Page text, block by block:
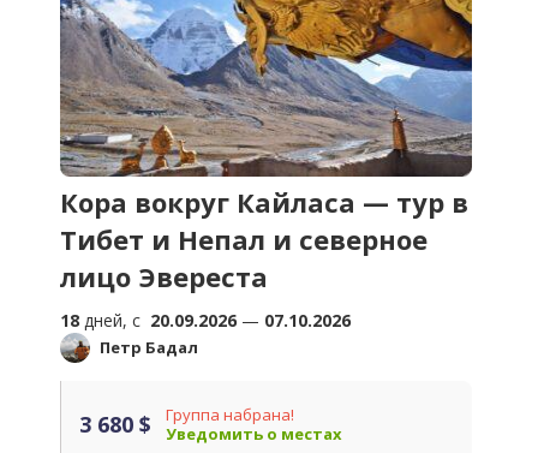
Кора вокруг Кайласа — тур в
Тибет и Непал и северное
лицо Эвереста
18 дней, c 20.09.2026 — 07.10.2026
Петр Бадал
3 680 $
Группа набрана!
Уведомить о местах